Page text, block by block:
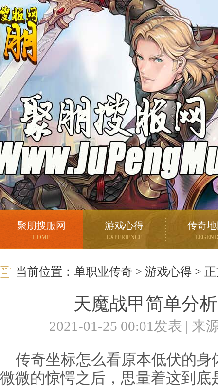
聚朋搜服网
HOME
游戏心得
EXPERIENCE
传奇
LEGEND
当前位置： 单职业传奇 > 游戏心得 >
天魔战甲简单分
2021-01-25 00:01发表 | 来
传奇坐标怎么看原本低伏的身
微微的惊愕之后，思量着这到底